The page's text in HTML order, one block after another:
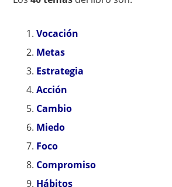
Vocación
Metas
Estrategia
Acción
Cambio
Miedo
Foco
Compromiso
Hábitos